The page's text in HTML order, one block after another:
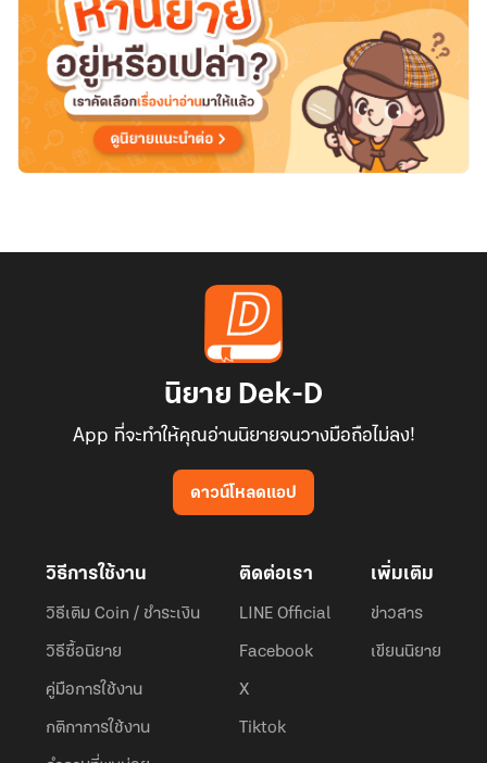
นิยาย Dek-D
App ที่จะทำให้คุณอ่านนิยายจนวางมือถือไม่ลง!
ดาวน์โหลดแอป
วิธีการใช้งาน
วิธีเติม Coin / ชำระเงิน
วิธีซื้อนิยาย
คู่มือการใช้งาน
กติกาการใช้งาน
ติดต่อเรา
LINE Official
Facebook
X
Tiktok
เพิ่มเติม
ข่าวสาร
เขียนนิยาย